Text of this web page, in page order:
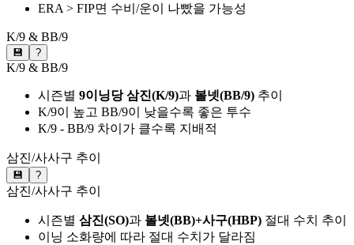
ERA > FIP면 수비/운이 나빴을 가능성
K/9 & BB/9
💾 ?
K/9 & BB/9
시즌별 9이닝당 삼진(K/9)과 볼넷(BB/9) 추이
K/9이 높고 BB/9이 낮을수록 좋은 투수
K/9 - BB/9 차이가 클수록 지배적
삼진/사사구 추이
💾 ?
삼진/사사구 추이
시즌별 삼진(SO)과 볼넷(BB)+사구(HBP) 절대 수치 추이
이닝 소화량에 따라 절대 수치가 달라짐